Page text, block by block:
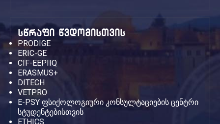
სწრაფი წვდომისთვის
PRODIGE
ERIC-GE
CIF-EEPIIQ
ERASMUS+
DITECH
VETPRO
E-PSY ფსიქოლოგიური კონსულტაციების ცენტრი
სტუდენტებისთვის
ETHICS